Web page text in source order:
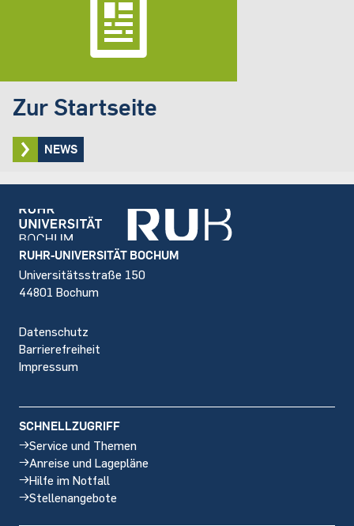
Zur Startseite
NEWS
Footer
RUHR-UNIVERSITÄT BOCHUM
Universitätsstraße 150
44801 Bochum
Datenschutz
Barrierefreiheit
Impressum
SCHNELLZUGRIFF
Service und Themen
Anreise und Lagepläne
Hilfe im Notfall
Stellenangebote